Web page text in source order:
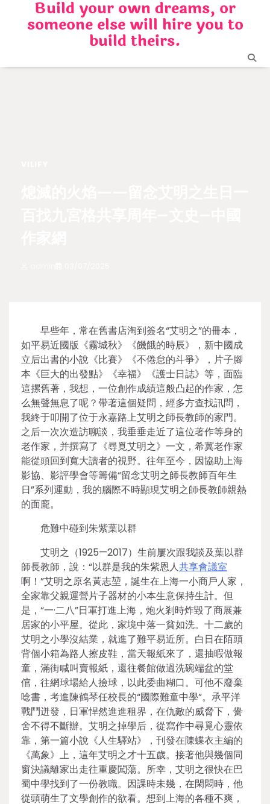
Build your own dreams, or
someone else will hire you to
build theirs.
早些年，常在舊書店淘到簽名“艾明之”的冊本，
如平易近國版《霧城秋》《饑餓的時辰》，新中國成
立后出書的小說《比賽》《不倦怠的斗爭》，片子腳
本《巨大的出發點》《幸福》《護士日誌》等，面臨
這摞舊著，我想，一位創作成績這般凸起的作家，怎
么無聲無息了呢？帶著這個疑問，經多方查找訊問，
我終于叩開了位于永嘉路上艾明之師長教師的家門。
之后一次次造訪聊談，我垂垂走近了這位著作等身的
老作家，并撰寫了《尋覓艾明之》一文，希冀老作家
能從頭回到寬大讀者的視野。往年至今，因協助上海
影協、影評學會等籌備“留念艾明之師長教師百年生
日”系列運動，我的腦際不時顯現艾明之師長教師親熱
的面龐。
危難中碰到朱紫葉以群
艾明之（1925—2017）生前屢次跟我談及葉以群
師長教師，說：“以群是我的朱紫恩人共享會議室
啊！”艾明之原名黃志堃，誕生在上海一小商戶人家，
全家靠父親運營片子器材的小本生意保持生計。但
是，“一·二八”日軍打進上海，炮火剎時炸毀了商展兼
居家的小平屋。從此，家境中落一貧如洗。十二歲的
艾明之小學沒結業，就進了難平易近所。白日在陌頭
背個小箱為路人擦皮鞋，當天報紙來了，還抽暇做報
童，滿街喊叫賣報紙，還往餐館做過洗碗端盆的堂
倌，往網球場給人撿球，以此委曲糊口。可他不廢棄
唸書，考進陳鶴琴任校長的“國際難童中學”。承平洋
戰鬥迸發，日軍悍然進進租界，在仇敵的威脅下，黌
舍不得不斷辦。艾明之掉學后，從寫作中尋覓心靈依
靠，第一篇小說《人生驛站》，刊發在陳蝶衣主編的
《萬象》上，這年艾明之才十五歲。接著他與幾個同
窗決議離家出走往重慶闖蕩。所幸，艾明之很快在巴
蜀中學找到了一份教職。因課時未幾，在閑悶時，他
從頭萌生了文學創作的欲看。想到上海的各種不爽，